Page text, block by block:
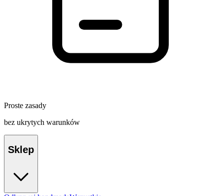
Proste zasady
bez ukrytych warunków
Sklep